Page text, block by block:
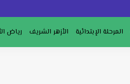
المرحلة الإبتدائية الأزهر الشريف رياض